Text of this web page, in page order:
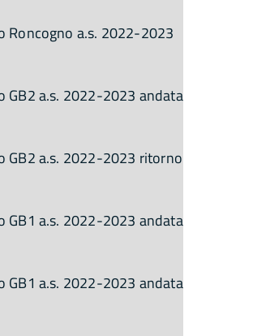
Roncogno a.s. 2022-2023
GB2 a.s. 2022-2023 andata
GB2 a.s. 2022-2023 ritorno
GB1 a.s. 2022-2023 andata
GB1 a.s. 2022-2023 andata